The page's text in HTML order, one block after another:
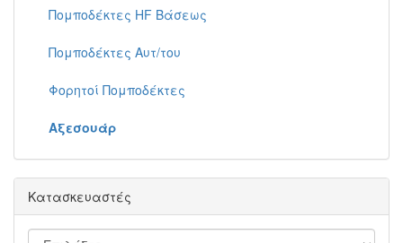
Πομποδέκτες HF Βάσεως
Πομποδέκτες Αυτ/του
Φορητοί Πομποδέκτες
Αξεσουάρ
Κατασκευαστές